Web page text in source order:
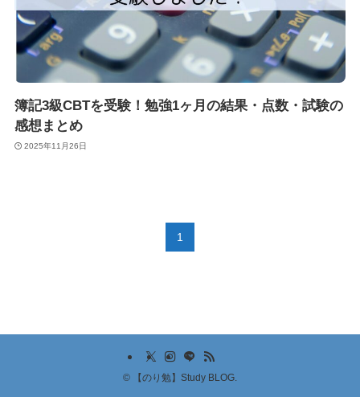
簿記3級CBTを受験！勉強1ヶ月の結果・点数・試験の
感想まとめ
2025年11月26日
1
© 【のり勉】Study BLOG.